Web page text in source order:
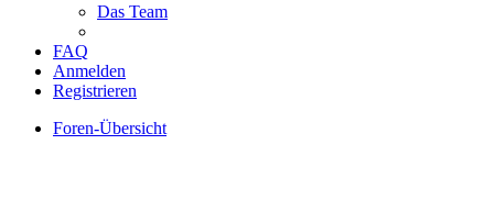
Das Team
FAQ
Anmelden
Registrieren
Foren-Übersicht